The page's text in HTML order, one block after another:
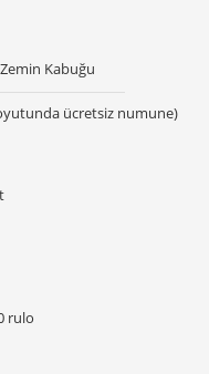
Kabuğu
ücretsiz numune)
rulo